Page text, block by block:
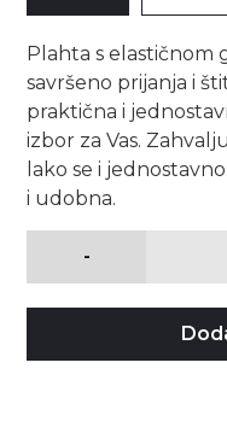
Plahta s elastičnom
savršeno prijanja i
praktična i
izbor za Vas.
lako se i
i udobna.
-